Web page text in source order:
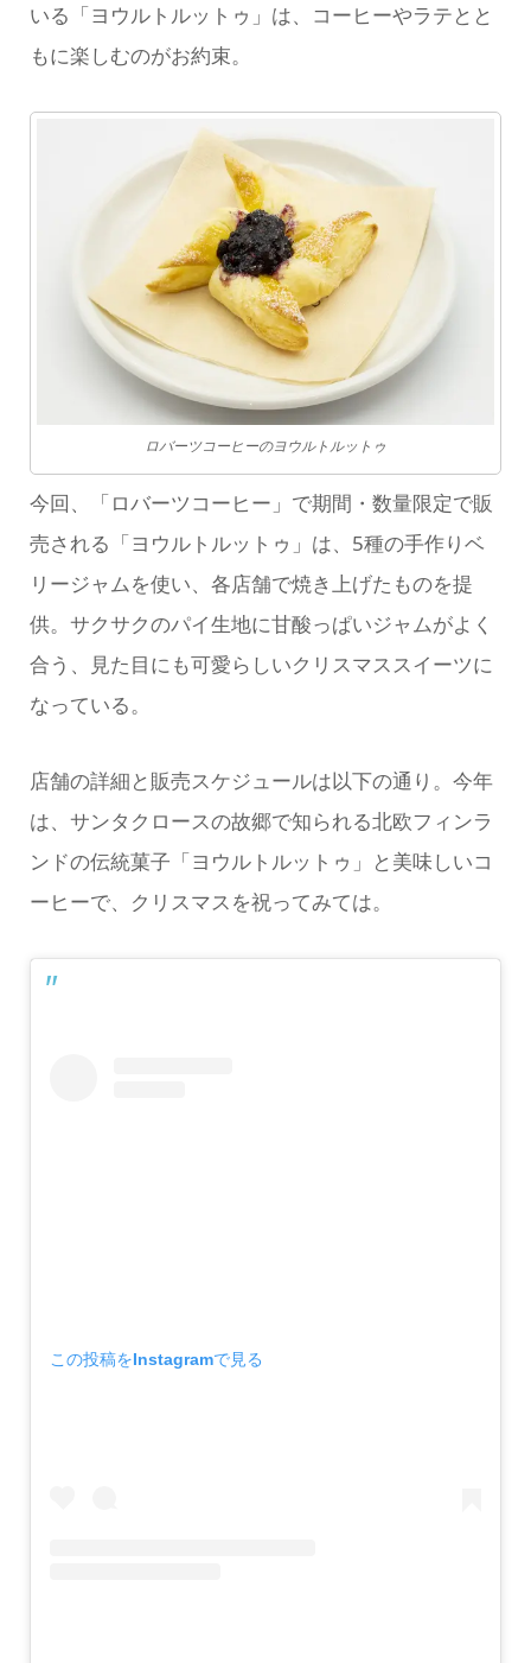
いる「ヨウルトルットゥ」は、コーヒーやラテとと
もに楽しむのがお約束。
ロバーツコーヒーのヨウルトルットゥ
今回、「ロバーツコーヒー」で期間・数量限定で販
売される「ヨウルトルットゥ」は、5種の手作りベ
リージャムを使い、各店舗で焼き上げたものを提
供。サクサクのパイ生地に甘酸っぱいジャムがよく
合う、見た目にも可愛らしいクリスマススイーツに
なっている。
店舗の詳細と販売スケジュールは以下の通り。今年
は、サンタクロースの故郷で知られる北欧フィンラ
ンドの伝統菓子「ヨウルトルットゥ」と美味しいコ
ーヒーで、クリスマスを祝ってみては。
この投稿をInstagramで見る